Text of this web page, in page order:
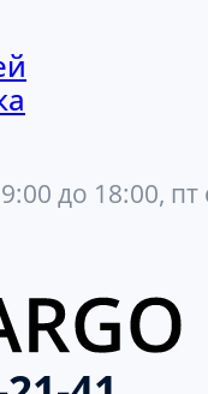
до 18:00, пт